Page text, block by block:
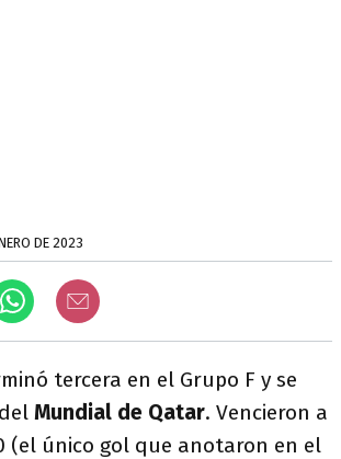
DE 2023
tercera en el Grupo F y se
Mundial de Qatar. Vencieron a
(el único gol que anotaron en el